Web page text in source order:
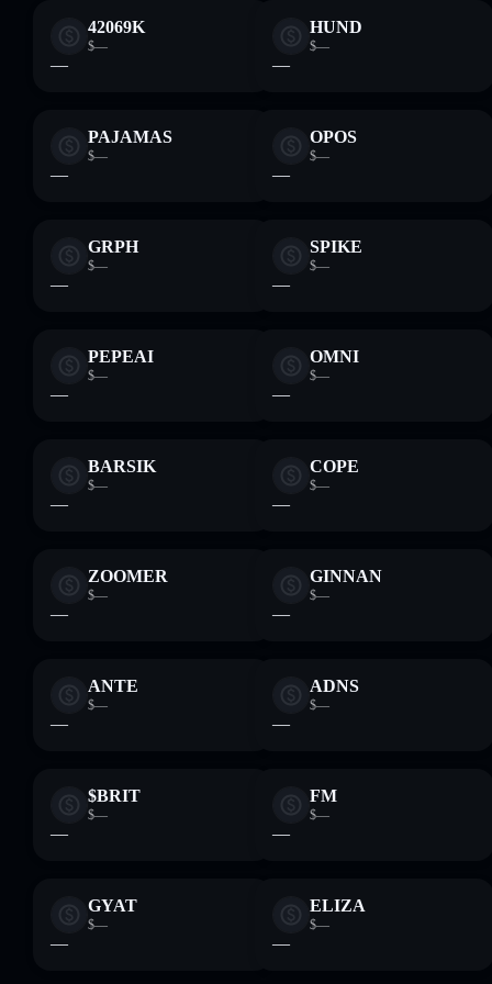
42069K
$—
—
HUND
$—
—
PAJAMAS
$—
—
OPOS
$—
—
GRPH
$—
—
SPIKE
$—
—
PEPEAI
$—
—
OMNI
$—
—
BARSIK
$—
—
COPE
$—
—
ZOOMER
$—
—
GINNAN
$—
—
ANTE
$—
—
ADNS
$—
—
$BRIT
$—
—
FM
$—
—
GYAT
$—
—
ELIZA
$—
—